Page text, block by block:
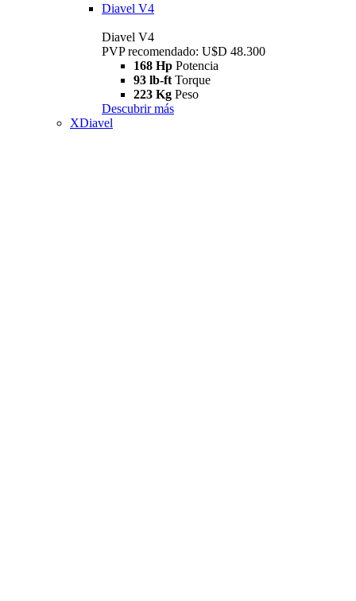
Diavel V4
Diavel V4
PVP recomendado: U$D 48.300
168 Hp Potencia
93 lb-ft Torque
223 Kg Peso
Descubrir más
XDiavel